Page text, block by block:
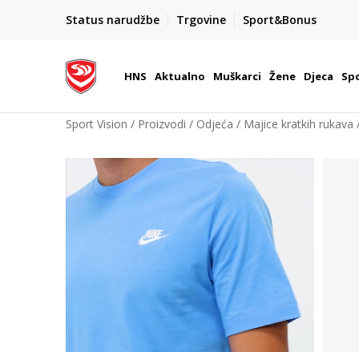
Status narudžbe Trgovine Sport&Bonus
u Hrvatskoj
Team Sales
Vaše mjesto za timske
HNS Aktualno Muškarci Žene Djeca
Sport Vision Proizvodi Odjeća Majice kratkih rukava